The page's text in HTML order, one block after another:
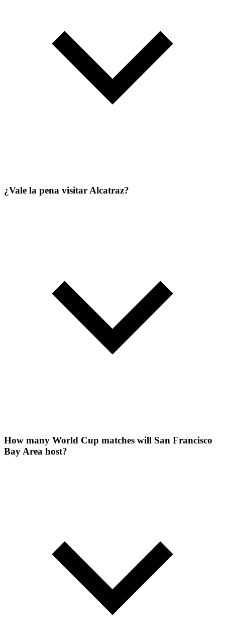
¿Vale la pena visitar Alcatraz?
How many World Cup matches will San Francisco
Bay Area host?